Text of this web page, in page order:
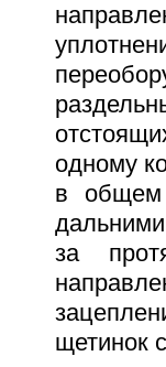
одному
в общем
за
щетинок